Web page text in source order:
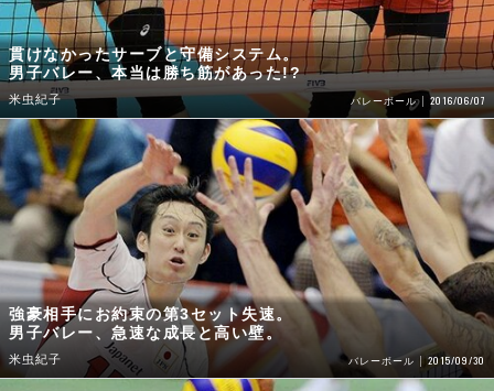
貫けなかったサーブと守備システム。
男子バレー、本当は勝ち筋があった!?
米虫紀子 バレーボール 2016/06/07
強豪相手にお約束の第3セット失速。
男子バレー、急速な成長と高い壁。
米虫紀子 バレーボール 2015/09/30